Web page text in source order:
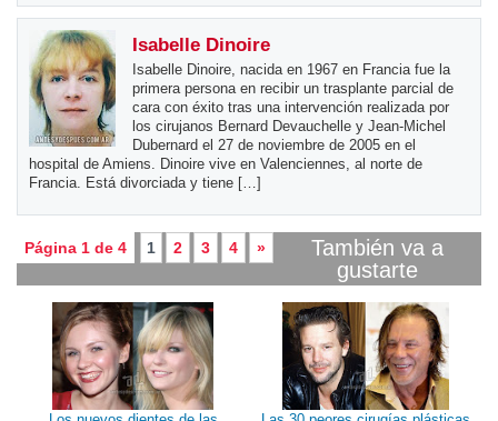
Isabelle Dinoire
Isabelle Dinoire, nacida en 1967 en Francia fue la
primera persona en recibir un trasplante parcial de
cara con éxito tras una intervención realizada por
los cirujanos Bernard Devauchelle y Jean-Michel
Dubernard el 27 de noviembre de 2005 en el
hospital de Amiens. Dinoire vive en Valenciennes, al norte de
Francia. Está divorciada y tiene […]
Página 1 de 4 1 2 3 4 »
También va a
gustarte